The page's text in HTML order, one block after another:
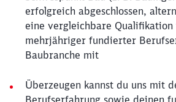
erfolgreich abgeschlossen,
eine vergleichbare
mehrjähriger fundierter
Baubranche mit
Überzeugen kannst du uns mit
Berufserfahrung sowie deinen